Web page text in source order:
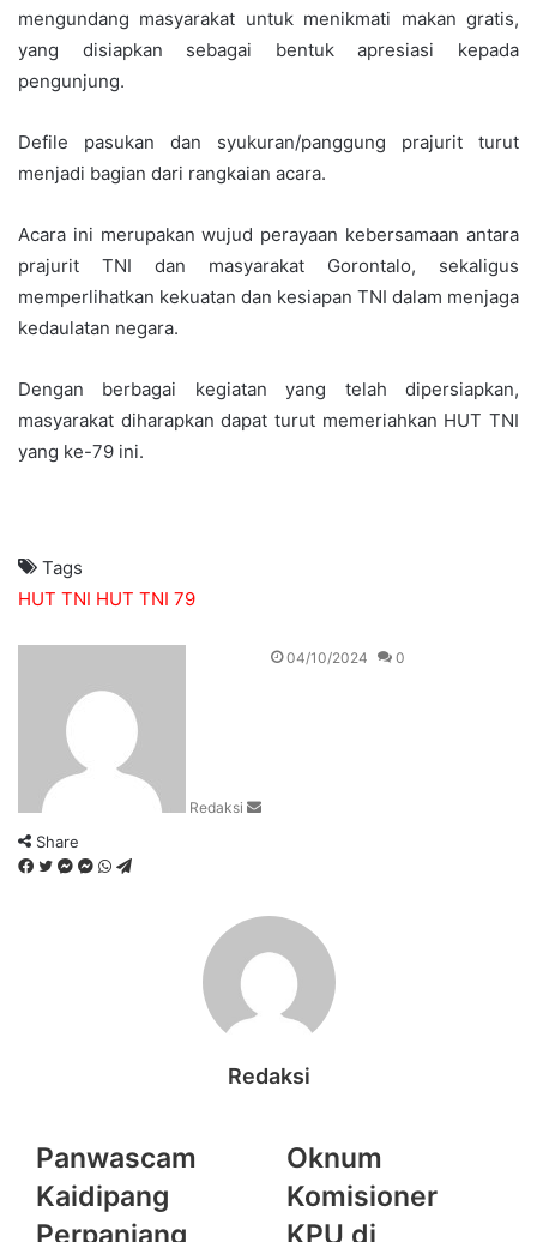
mengundang masyarakat untuk menikmati makan gratis,
yang disiapkan sebagai bentuk apresiasi kepada
pengunjung.
Defile pasukan dan syukuran/panggung prajurit turut
menjadi bagian dari rangkaian acara.
Acara ini merupakan wujud perayaan kebersamaan antara
prajurit TNI dan masyarakat Gorontalo, sekaligus
memperlihatkan kekuatan dan kesiapan TNI dalam menjaga
kedaulatan negara.
Dengan berbagai kegiatan yang telah dipersiapkan,
masyarakat diharapkan dapat turut memeriahkan HUT TNI
yang ke-79 ini.
Tags
HUT TNI HUT TNI 79
Redaksi
Send04/10/2024 0
Share
Facebook
Twitter
Messenger
Messenger
WhatsApp
Telegram
Redaksi
Panwascam
Kaidipang
Perpanjang
Oknum
Komisioner
KPU di